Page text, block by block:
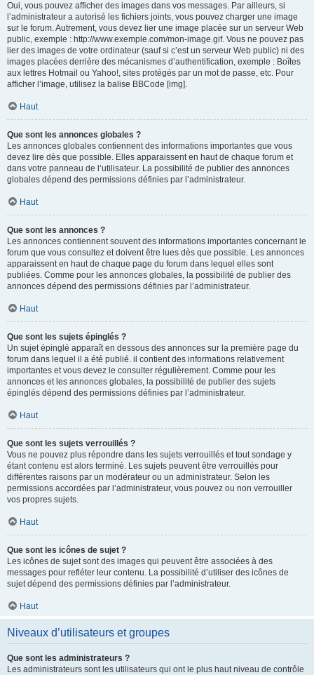
Oui, vous pouvez afficher des images dans vos messages. Par ailleurs, si
l’administrateur a autorisé les fichiers joints, vous pouvez charger une image
sur le forum. Autrement, vous devez lier une image placée sur un serveur Web
public, exemple : http://www.exemple.com/mon-image.gif. Vous ne pouvez pas
lier des images de votre ordinateur (sauf si c’est un serveur Web public) ni des
images placées derrière des mécanismes d’authentification, exemple : Boîtes
aux lettres Hotmail ou Yahoo!, sites protégés par un mot de passe, etc. Pour
afficher l’image, utilisez la balise BBCode [img].
Haut
Que sont les annonces globales ?
Les annonces globales contiennent des informations importantes que vous
devez lire dès que possible. Elles apparaissent en haut de chaque forum et
dans votre panneau de l’utilisateur. La possibilité de publier des annonces
globales dépend des permissions définies par l’administrateur.
Haut
Que sont les annonces ?
Les annonces contiennent souvent des informations importantes concernant le
forum que vous consultez et doivent être lues dès que possible. Les annonces
apparaissent en haut de chaque page du forum dans lequel elles sont
publiées. Comme pour les annonces globales, la possibilité de publier des
annonces dépend des permissions définies par l’administrateur.
Haut
Que sont les sujets épinglés ?
Un sujet épinglé apparaît en dessous des annonces sur la première page du
forum dans lequel il a été publié. il contient des informations relativement
importantes et vous devez le consulter régulièrement. Comme pour les
annonces et les annonces globales, la possibilité de publier des sujets
épinglés dépend des permissions définies par l’administrateur.
Haut
Que sont les sujets verrouillés ?
Vous ne pouvez plus répondre dans les sujets verrouillés et tout sondage y
étant contenu est alors terminé. Les sujets peuvent être verrouillés pour
différentes raisons par un modérateur ou un administrateur. Selon les
permissions accordées par l’administrateur, vous pouvez ou non verrouiller
vos propres sujets.
Haut
Que sont les icônes de sujet ?
Les icônes de sujet sont des images qui peuvent être associées à des
messages pour refléter leur contenu. La possibilité d’utiliser des icônes de
sujet dépend des permissions définies par l’administrateur.
Haut
Niveaux d’utilisateurs et groupes
Que sont les administrateurs ?
Les administrateurs sont les utilisateurs qui ont le plus haut niveau de contrôle